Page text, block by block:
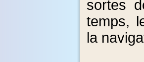
sortes
temps,
la